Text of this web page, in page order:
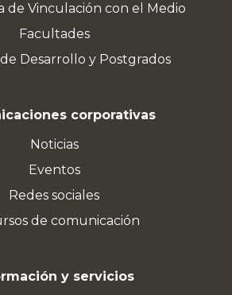
de Vinculación con el Medio
Facultades
Desarrollo y Postgrados
corporativas
Noticias
Eventos
Redes sociales
de comunicación
y servicios